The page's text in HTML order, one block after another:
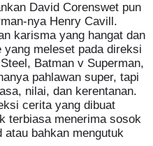
David Corenswet pun
nya Henry Cavill.
karisma yang hangat dan
meleset pada direksi
Batman v Superman,
pahlawan super, tapi
nilai, dan kerentanan.
cerita yang dibuat
terbiasa menerima sosok
bahkan mengutuk